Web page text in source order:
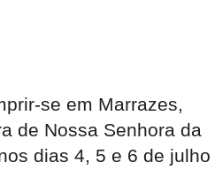
se em Marrazes,
de Nossa Senhora da
dias 4, 5 e 6 de julho